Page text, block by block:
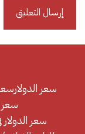
سعر الدولار
سعر
سعر الدولار